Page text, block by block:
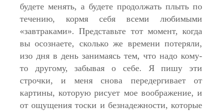
будете менять, а будете продолжать плыть по
течению, кормя себя всеми любимыми
«завтраками». Представьте тот момент, когда
вы осознаете, сколько же времени потеряли,
изо дня в день занимаясь тем, что надо кому-
то другому, забывая о себе. Я пишу эти
строчки, и меня снова передергивает от
картины, которую рисует мое воображение, и
от ощущения тоски и безнадежности, которые